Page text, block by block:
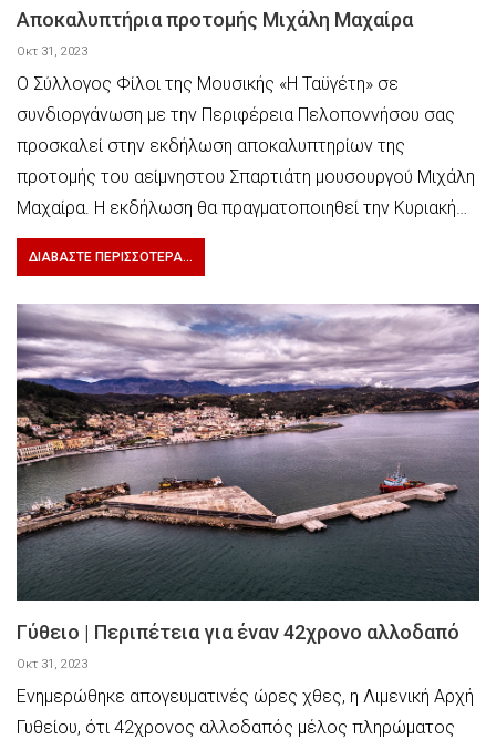
Αποκαλυπτήρια προτομής Μιχάλη Μαχαίρα
Οκτ 31, 2023
Ο Σύλλογος Φίλοι της Μουσικής «Η Ταϋγέτη» σε
συνδιοργάνωση με την Περιφέρεια Πελοποννήσου σας
προσκαλεί στην εκδήλωση αποκαλυπτηρίων της
προτομής του αείμνηστου Σπαρτιάτη μουσουργού Μιχάλη
Μαχαίρα. Η εκδήλωση θα πραγματοποιηθεί την Κυριακή…
ΔΙΑΒΆΣΤΕ ΠΕΡΙΣΣΌΤΕΡΑ...
Γύθειο | Περιπέτεια για έναν 42χρονο αλλοδαπό
Οκτ 31, 2023
Ενημερώθηκε απογευματινές ώρες χθες, η Λιμενική Αρχή
Γυθείου, ότι 42χρονος αλλοδαπός μέλος πληρώματος